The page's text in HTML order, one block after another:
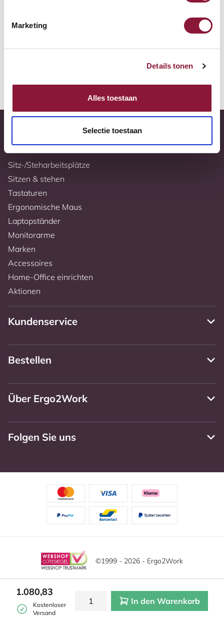
Marketing
Details tonen
Alles toestaan
Selectie toestaan
10 Jahre Garantie
1.080,83
Kostenloser
Versand
In den Warenkorb
Sitz-/Steharbeitsplätze
Sitzen & stehen
Tastaturen
Ergonomische Maus
Laptopständer
Monitorarme
Marken
Accessoires
Home-Office einrichten
Aktionen
Kundenservice
Bestellen
Über Ergo2Work
Folgen Sie uns
©1999 - 2026 - Ergo2Work
Haftungsausschluss
Allgemeine Geschäftsbedingungen
Cookie-Einstellungen